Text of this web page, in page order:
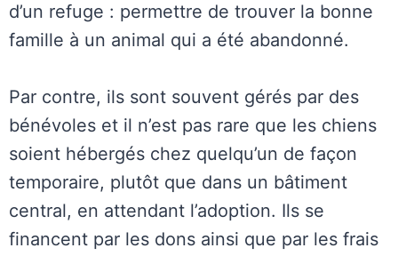
d’un refuge : permettre de trouver la bonne
famille à un animal qui a été abandonné.
Par contre, ils sont souvent gérés par des
bénévoles et il n’est pas rare que les chiens
soient hébergés chez quelqu’un de façon
temporaire, plutôt que dans un bâtiment
central, en attendant l’adoption. Ils se
financent par les dons ainsi que par les frais